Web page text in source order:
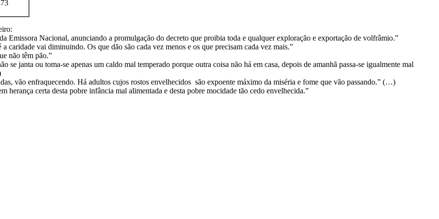
Emissora Nacional, anunciando a promulgação do decreto que proibia toda e qualquer exploração e exportação de volfrâmio.”
vai diminuindo. Os que dão são cada vez menos e os que precisam cada vez mais.”
não têm pão.”
se janta ou toma-se apenas um caldo mal temperado porque outra coisa não há em casa, depois de amanhã passa-se igualmente mal
vão enfraquecendo. Há adultos cujos rostos envelhecidos são expoente máximo da miséria e fome que vão passando.” (…)
herança certa desta pobre infância mal alimentada e desta pobre mocidade tão cedo envelhecida.”